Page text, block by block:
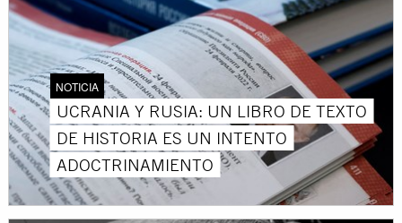
NOTICIA
UCRANIA Y RUSIA: UN LIBRO DE TEXTO
DE HISTORIA ES UN INTENTO
ADOCTRINAMIENTO